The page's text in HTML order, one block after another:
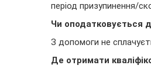
період призупинення/
Чи оподатковується
З допомоги не
Де отримати